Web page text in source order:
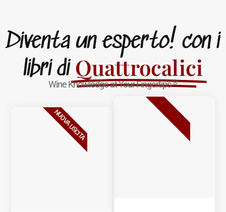
Diventa un esperto! con i
libri di Quattrocalici
Wine Knowledge at Your Fingertips®
NUOVA USCITA BESTSELLER